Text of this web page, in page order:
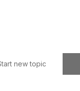
new topic